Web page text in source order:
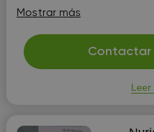
pudiéndose ...
Mostrar más
Contactar
Leer